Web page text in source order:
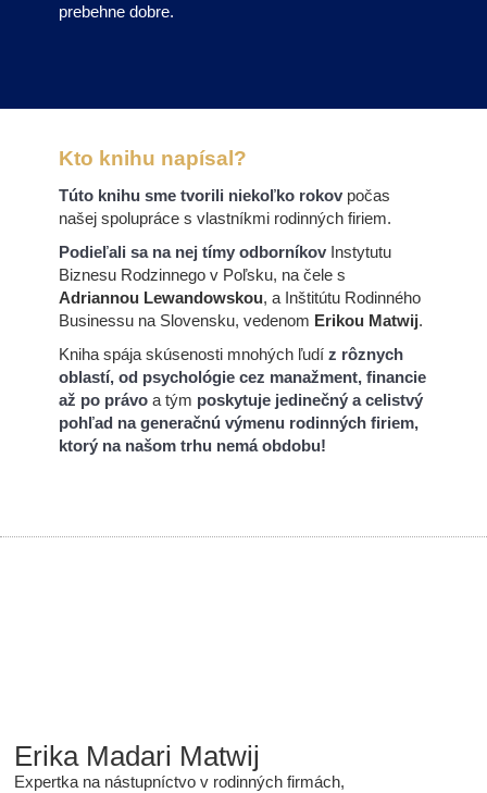
prebehne dobre.
Kto knihu napísal?
Túto knihu sme tvorili niekoľko rokovpočas
našej spolupráce s vlastníkmi rodinných firiem.
Podieľali sa na nej tímy odborníkovInstytutu
Biznesu Rodzinnego v Poľsku, na čele s
Adriannou Lewandowskou, a Inštitútu Rodinného
Businessu na Slovensku, vedenom Erikou Matwij.
Kniha spája skúsenosti mnohých ľudí z rôznych
oblastí, od psychológie cez manažment, financie
až po právoa tým poskytuje jedinečný a celistvý
pohľad na generačnú výmenu rodinných firiem,
ktorý na našom trhu nemá obdobu!
Erika Madari Matwij
Expertka na nástupníctvo v rodinných firmách,